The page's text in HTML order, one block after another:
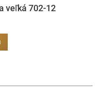
veľká 702-12